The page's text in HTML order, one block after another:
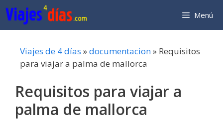
Saltar
al
contenido
Menú
Viajes de 4 días »documentacion» Requisitos
para viajar a palma de mallorca
Requisitos para viajar a
palma de mallorca